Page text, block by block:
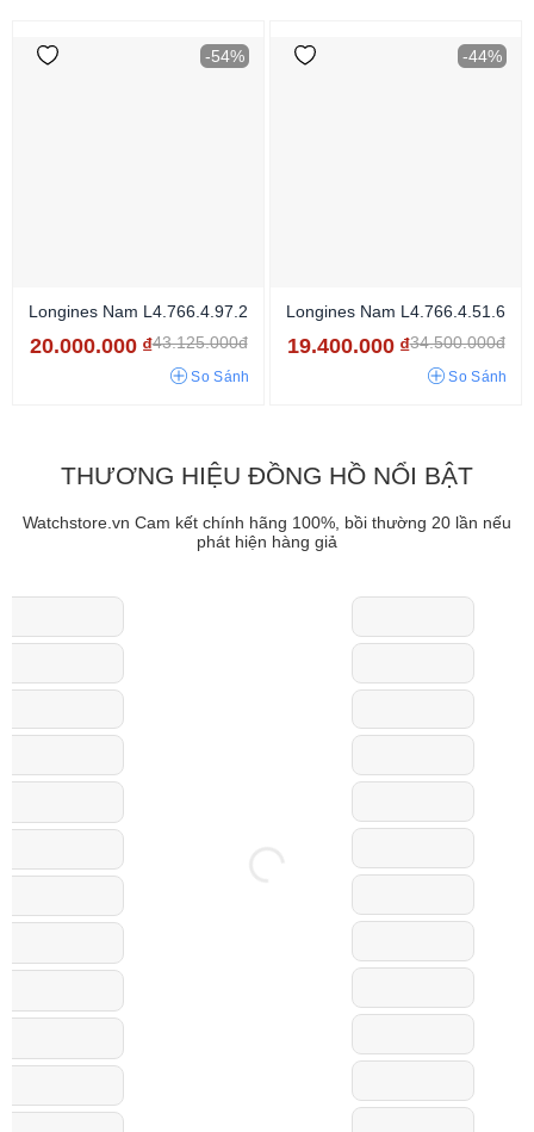
-54%
Longines Nam L4.766.4.97.2
20.000.000 ₫43.125.000đ
So Sánh
-44%
Longines Nam L4.766.4.51.6
19.400.000 ₫34.500.000đ
So Sánh
THƯƠNG HIỆU ĐỒNG HỒ NỔI BẬT
Watchstore.vn Cam kết chính hãng 100%, bồi thường 20 lần nếu
phát hiện hàng giả